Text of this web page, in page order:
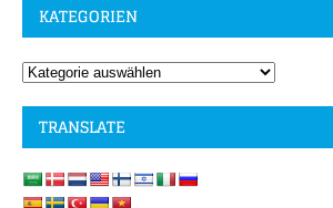
KATEGORIEN
TRANSLATE